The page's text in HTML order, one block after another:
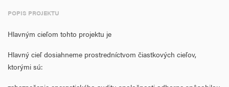
POPIS PROJEKTU
Hlavným cieľom tohto projektu je
Hlavný cieľ dosiahneme prostredníctvom čiastkových cieľov,
ktorými sú: